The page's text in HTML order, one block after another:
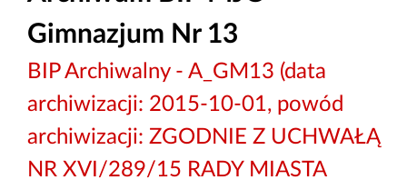
Gimnazjum Nr 13
BIP Archiwalny - A_GM13 (data
archiwizacji: 2015-10-01, powód
archiwizacji: ZGODNIE Z UCHWAŁĄ
NR XVI/289/15 RADY MIASTA